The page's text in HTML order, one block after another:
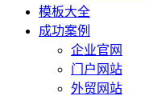
模板大全
成功案例
企业官网
门户网站
外贸网站